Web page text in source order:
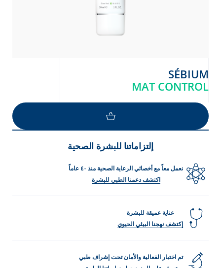
SÉBIUM
MAT CONTROL
إلتزاماتنا للبشرة الصحية
نعمل معاً مع أخصائي الرعاية الصحية منذ ٤٠ عاماً
اكتشف دعمنا الطبي للبشرة
عناية عميقة للبشرة
إكتشف نهجنا البيئي الحيوي
تم اختبار الفعالية والأمان تحت إشراف طبي